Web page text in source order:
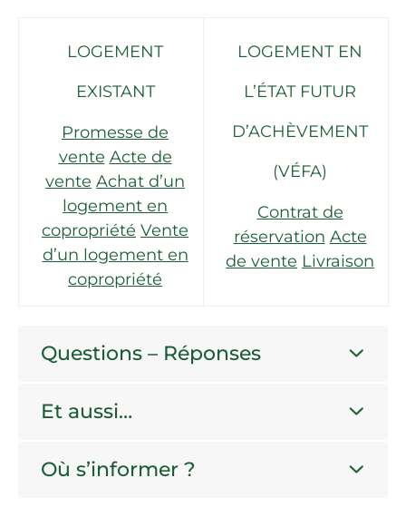
LOGEMENT
EXISTANT
Promesse de
vente Acte de
vente Achat d’un
logement en
copropriété Vente
d’un logement en
copropriété
LOGEMENT EN
L’ÉTAT FUTUR
D’ACHÈVEMENT
(VÉFA)
Contrat de
réservation Acte
de vente Livraison
Questions – Réponses
Et aussi…
Où s’informer ?